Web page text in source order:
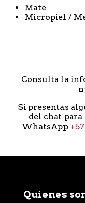
Mate
Micropiel /
Consulta la
Si presentas
del chat
WhatsApp
Quienes